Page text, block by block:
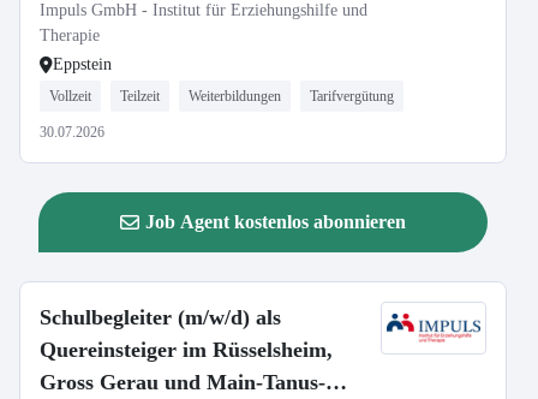
Impuls GmbH - Institut für Erziehungshilfe und
Therapie
Eppstein
Vollzeit Teilzeit Weiterbildungen Tarifvergütung
30.07.2026
Job Agent kostenlos abonnieren
Schulbegleiter (m/w/d) als
Quereinsteiger im Rüsselsheim,
Gross Gerau und Main-Tanus-